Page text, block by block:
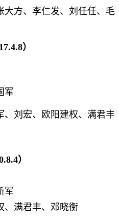
大方、李仁发、刘任任、毛
）
军
、刘宏、欧阳建权、满君丰
）
军
、满君丰、邓晓衡